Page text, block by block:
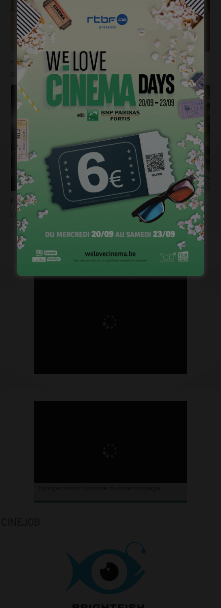
« 1985 »: 5mn avec Tijmen Govaerts
janvier 19, 2023
Flashback 2022/ Flashforward 2023: Raphaël Balboni
janvier 6, 2023